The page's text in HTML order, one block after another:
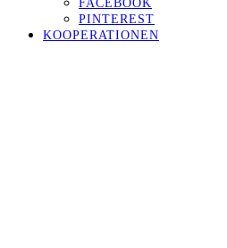
FACEBOOK
PINTEREST
KOOPERATIONEN